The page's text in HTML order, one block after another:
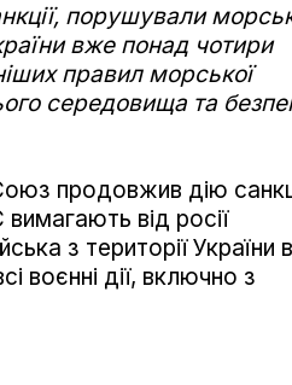
порушували
вже понад чотири
правил морської
середовища та
продовжив дію
від росії
з території України в
воєнні дії, включно з